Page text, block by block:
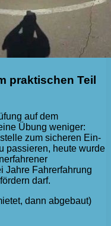
praktischen Teil
auf dem
Übung weniger:
zum sicheren Ein-
passieren, heute wurde
Jahre Fahrerfahrung
darf.
dann abgebaut)